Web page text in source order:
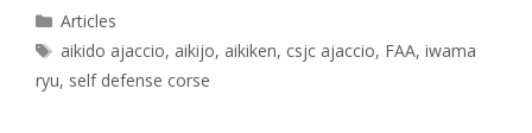
Catégories
Articles
Étiquettes
aikido ajaccio, aikijo, aikiken, csjc ajaccio, FAA,iwama
ryu, self defense corse